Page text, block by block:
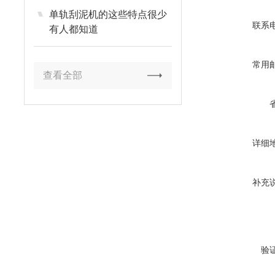
单轨刮泥机的这些特点很少
有人都知道
查看全部
联系
常用
详细
补充
验